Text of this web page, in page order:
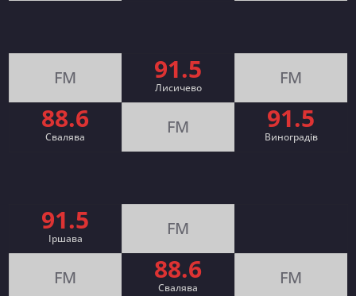
FM 91.5
Лисичево FM
88.6
Свалява FM 91.5
Виноградів
91.5
Іршава FM
FM 88.6
Cвалява FM